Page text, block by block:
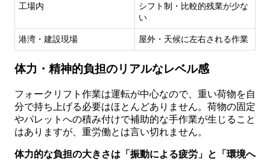
工場内
シフト制・比較的残業が少な
い
港湾・建設現場 屋外・天候に左右される作業
体力・精神的負担のリアルなレベル感
フォークリフト作業は運転が中心なので、重い荷物を自
分で持ち上げる必要はほとんどありません。荷物の固定
やパレットへの積み付けで補助的な手作業が生じること
はありますが、重労働とは言い切れません。
体力的な負担の大きさは「振動による疲労」と「環境へ